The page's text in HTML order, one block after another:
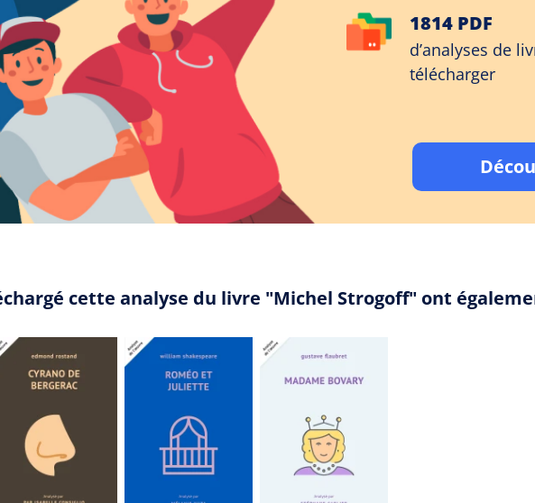
1814 PDF
d’analyses de
télécharger
cette analyse du livre "Michel Strogoff" ont